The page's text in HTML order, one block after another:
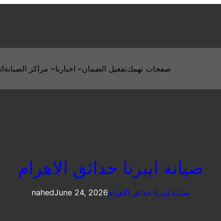
مراكز الصيانة اخبارنا تفعيل الضمانصفحات تهمك
صيانة ايبرنا حدائق الاهرام
nahedJune 24, 2026صيانة ايبرنا حدائق الاهرام